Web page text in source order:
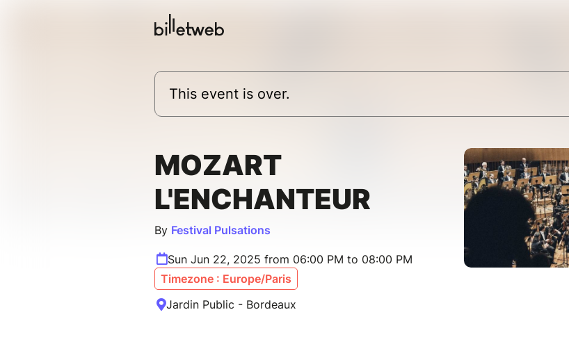
This event is over.
MOZART
L'ENCHANTEUR
By Festival Pulsations
Sun Jun 22, 2025 from 06:00 PM to 08:00 PM
Timezone : Europe/Paris
Jardin Public - Bordeaux